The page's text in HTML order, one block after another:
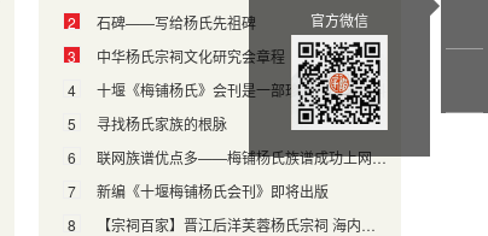
2
石碑——写给杨氏先祖碑
3
中华杨氏宗祠文化研究会章程
4
十堰《梅铺杨氏》会刊是一部珍贵的历史史料
5
寻找杨氏家族的根脉
6
联网族谱优点多——梅铺杨氏族谱成功上网有感
7
新编《十堰梅铺杨氏会刊》即将出版
8
【宗祠百家】晋江后洋芙蓉杨氏宗祠 海内外宗亲寻根谒祖的圣地
官方微信